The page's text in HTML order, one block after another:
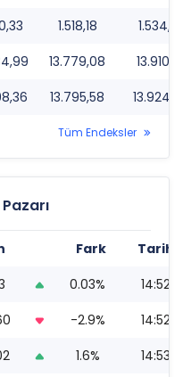
1.518,18
1.534,71
13.779,08
13.910,91
13.795,58
Tüm Endeksler
Fark
Tarih
0.03%
14:52
-2.9%
14:52
1.6%
14:53